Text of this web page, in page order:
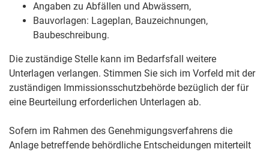
Angaben zu Abfällen und Abwässern,
Bauvorlagen: Lageplan, Bauzeichnungen,
Baubeschreibung.
Die zuständige Stelle kann im Bedarfsfall weitere
Unterlagen verlangen. Stimmen Sie sich im Vorfeld mit der
zuständigen Immissionsschutzbehörde bezüglich der für
eine Beurteilung erforderlichen Unterlagen ab.
Sofern im Rahmen des Genehmigungsverfahrens die
Anlage betreffende behördliche Entscheidungen miterteilt